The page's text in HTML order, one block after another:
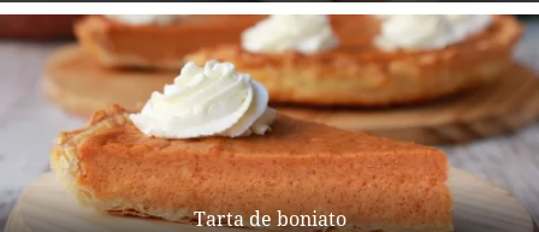
Tarta de boniato